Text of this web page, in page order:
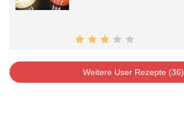
Weitere User Rezepte (36)